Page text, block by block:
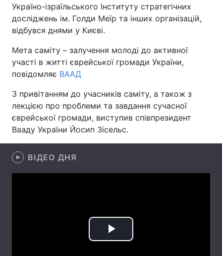
Головна
Україна Політика
Економіка
Спорт Наука
Техно і зв'язок Лайт
Зброя
Здоров'я
Україно-ізраїльського Інституту стратегічних
досліджень ім. Голди Меїр та інших організацій,
відбувся днями у Києві.
Мета саміту – залучення молоді до активної
участі в житті єврейської громади України,
повідомляє ВААД
З привітанням до учасників саміту, а також з
лекцією про проблеми та завдання сучасної
єврейської громади, виступив співпрезидент
Вааду України Йосип Зісельс.
ВІДЕО ДНЯ
Play